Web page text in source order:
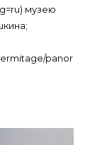
музею
panor